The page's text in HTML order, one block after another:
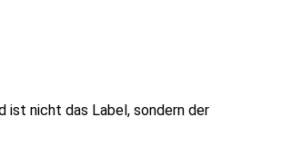
ist nicht das Label, sondern der